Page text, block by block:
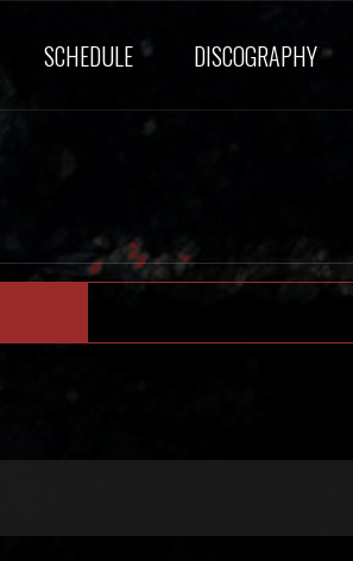
SCHEDULE DISCOGRAPHY